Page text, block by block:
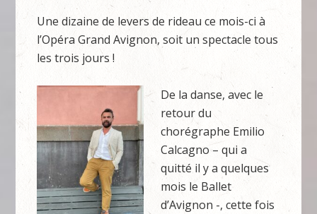
Une dizaine de levers de rideau ce mois-ci à
l’Opéra Grand Avignon, soit un spectacle tous
les trois jours !
De la danse, avec le
retour du
chorégraphe Emilio
Calcagno – qui a
quitté il y a quelques
mois le Ballet
d’Avignon -, cette fois